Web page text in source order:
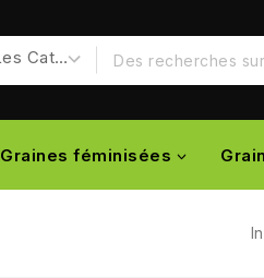
Graines féminisées